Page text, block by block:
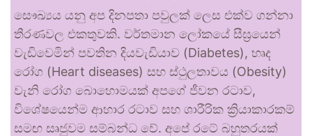
සෞඛ්‍යය යනු අප දිනපතා පවුලක් ලෙස එක්ව ගන්නා
තීරණවල එකතුවකි. වර්තමාන ලෝකයේ සීඝ්‍රයෙන්
වැඩිවෙමින් පවතින දියවැඩියාව (Diabetes), හෘද
රෝග (Heart diseases) සහ ස්ථුලතාවය (Obesity)
වැනි රෝග බොහොමයක් අපගේ ජීවන රටාව,
විශේෂයෙන්ම ආහාර රටාව සහ ශාරීරික ක්‍රියාකාරකම්
සමඟ සෘජුවම සම්බන්ධ වේ. අපේ රටේ බහුතරයක්